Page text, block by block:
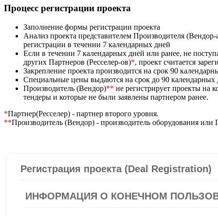
Процесс регистрации проекта
Заполнение формы регистрации проекта
Анализ проекта представителем Производителя (Вендор-
регистрации в течении 7 календарных дней
Если в течении 7 календарных дней или ранее, не
других Партнеров (Ресселер-ов)*, проект считается
Закрепление проекта производится на срок 90
Специальные цены выдаются на срок до 90 календарных
Производитель (Вендор)** не регистрирует проекты на
тендеры и которые не были заявлены партнером ранее.
*Партнер(Ресселер) - партнер второго уровня.
**Производитель (Вендор) - производитель оборудования